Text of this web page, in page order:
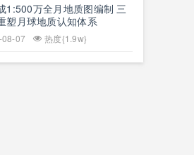
1:500万全月地质图编制 三
塑月球地质认知体系
07 热度{1.9w}